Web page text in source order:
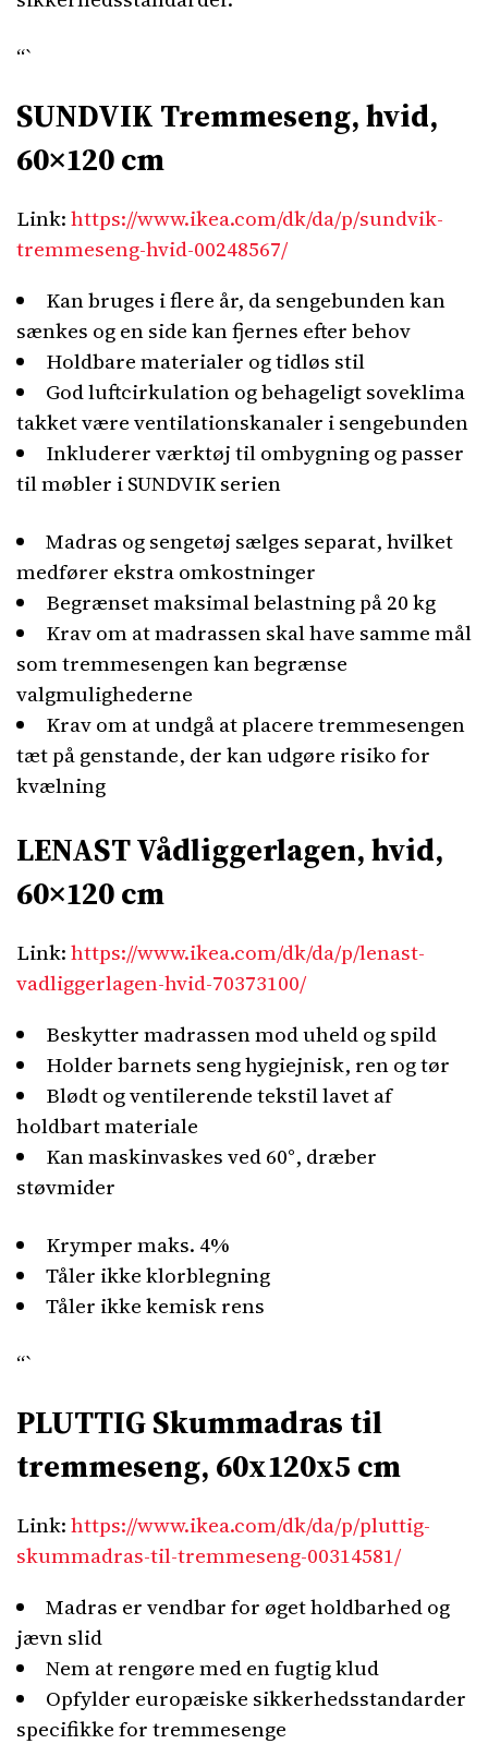
“`
SUNDVIK Tremmeseng, hvid,
60×120 cm
Link:https://www.ikea.com/dk/da/p/sundvik-
tremmeseng-hvid-00248567/
Kan bruges i flere år, da sengebunden kan
sænkes og en side kan fjernes efter behov
Holdbare materialer og tidløs stil
God luftcirkulation og behageligt soveklima
takket være ventilationskanaler i sengebunden
Inkluderer værktøj til ombygning og passer
til møbler i SUNDVIK serien
Madras og sengetøj sælges separat, hvilket
medfører ekstra omkostninger
Begrænset maksimal belastning på 20 kg
Krav om at madrassen skal have samme mål
som tremmesengen kan begrænse
valgmulighederne
Krav om at undgå at placere tremmesengen
tæt på genstande, der kan udgøre risiko for
kvælning
LENAST Vådliggerlagen, hvid,
60×120 cm
Link:https://www.ikea.com/dk/da/p/lenast-
vadliggerlagen-hvid-70373100/
Beskytter madrassen mod uheld og spild
Holder barnets seng hygiejnisk, ren og tør
Blødt og ventilerende tekstil lavet af
holdbart materiale
Kan maskinvaskes ved 60°, dræber
støvmider
Krymper maks. 4%
Tåler ikke klorblegning
Tåler ikke kemisk rens
“`
PLUTTIG Skummadras til
tremmeseng, 60x120x5 cm
Link:https://www.ikea.com/dk/da/p/pluttig-
skummadras-til-tremmeseng-00314581/
Madras er vendbar for øget holdbarhed og
jævn slid
Nem at rengøre med en fugtig klud
Opfylder europæiske sikkerhedsstandarder
specifikke for tremmesenge